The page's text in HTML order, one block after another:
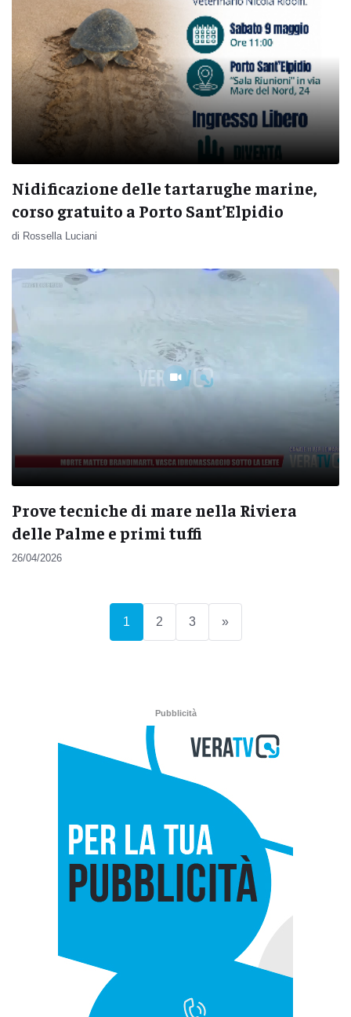
Nidificazione delle tartarughe marine,
corso gratuito a Porto Sant’Elpidio
di Rossella Luciani
Prove tecniche di mare nella Riviera
delle Palme e primi tuffi
26/04/2026
1 (current)
2 3 »
Pubblicità